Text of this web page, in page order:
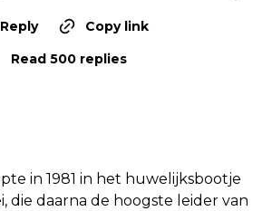
Reply
Copy link
Read 500 replies
in 1981 in het huwelijksbootje
die daarna de hoogste leider van